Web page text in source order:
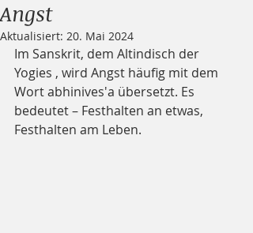
Angst
Aktualisiert: 20. Mai 2024
Im Sanskrit, dem Altindisch der
Yogies , wird Angst häufig mit dem
Wort abhinives′a übersetzt. Es
bedeutet – Festhalten an etwas,
Festhalten am Leben.